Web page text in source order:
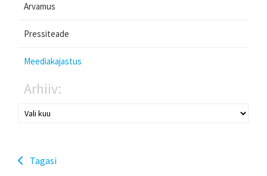
Arvamus
Pressiteade
Meediakajastus
Arhiiv:
Tagasi